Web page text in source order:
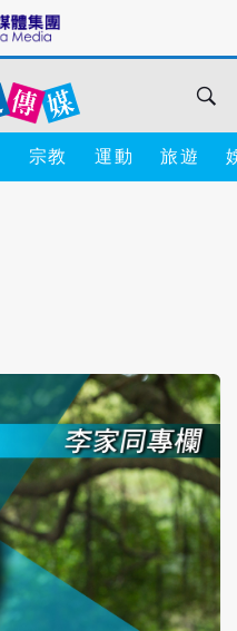
宗教 運動 旅遊